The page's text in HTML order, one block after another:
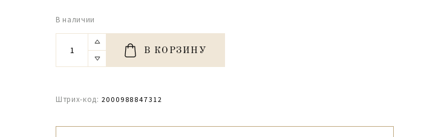
В наличии
В КОРЗИНУ
Штрих-код: 2000988847312